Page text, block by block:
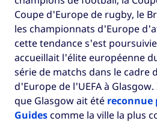
Coupe d'Europe de rugby, le
les championnats d'Europe
cette tendance s'est
accueillait l'élite européenne
série de matchs dans le cadre
d'Europe de l'UEFA à
que Glasgow ait été reconnue
Guides comme la ville la plus